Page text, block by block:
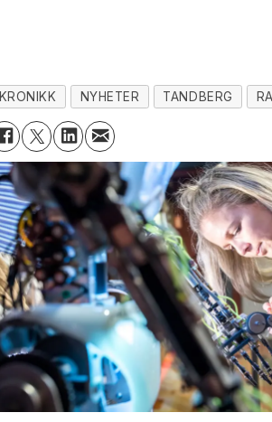
KRONIKK NYHETER TANDBERG